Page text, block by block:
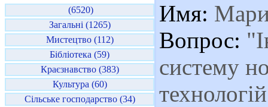
(6520)
Загальні (1265)
Мистецтво (112)
Бібліотека (59)
Краєзнавство (383)
Культура (60)
Сільське господарство (34)
Имя:
Вопрос:
систему